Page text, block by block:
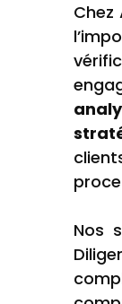
Chez
Nos